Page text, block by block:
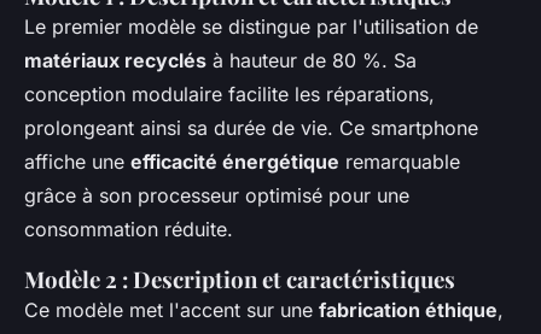
Le premier modèle se distingue par l'utilisation de
matériaux recyclés à hauteur de 80 %. Sa
conception modulaire facilite les réparations,
prolongeant ainsi sa durée de vie. Ce smartphone
affiche une efficacité énergétique remarquable
grâce à son processeur optimisé pour une
consommation réduite.
Modèle 2 : Description et caractéristiques
Ce modèle met l'accent sur une fabrication éthique,